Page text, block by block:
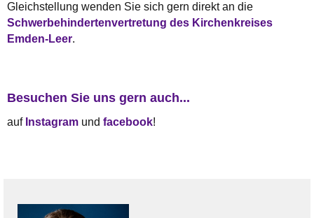
Gleichstellung wenden Sie sich gern direkt an die
Schwerbehindertenvertretung des Kirchenkreises
Emden-Leer.
Besuchen Sie uns gern auch...
auf Instagram und facebook!